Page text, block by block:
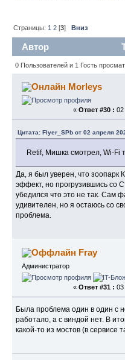
Страницы: 1 2 [3]Вниз
Автор
(Прочитано 5113 раз)
0 Пользователей и 1 Гость
Morleys
« Ответ #30 : 02
Цитата: Flyer_SPb от 02 апреля
Retif, Мишка смотрел, Wi-Fi
Да, я был уверен, что зоопарк
эффект, но прогрузившись со
убедился что это не так. Сам
удивителен, но я остаюсь со
проблема.
Fray
Администратор
« Ответ #31 : 03
Была проблема один в один с
работало, а с виндой нет. В
какой-то из мостов (в сервисе